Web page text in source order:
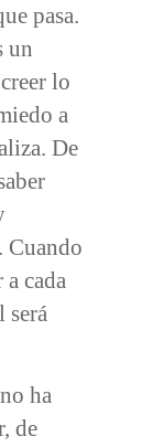
pasa.
un
lo
a
De
Cuando
cada
será
ha
de